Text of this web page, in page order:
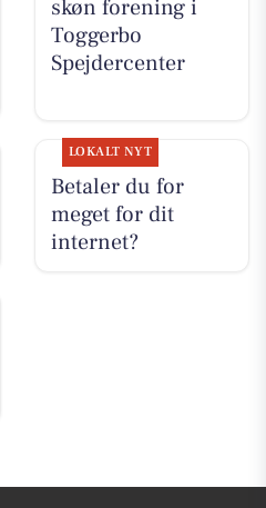
skøn forening i
Toggerbo
Spejdercenter
LOKALT NYT
Betaler du for
meget for dit
internet?